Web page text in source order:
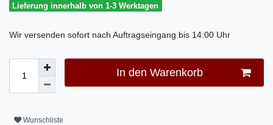
Lieferung innerhalb von 1-3 Werktagen
Wir versenden sofort nach Auftragseingang bis 14:00 Uhr
In den Warenkorb
Wunschliste